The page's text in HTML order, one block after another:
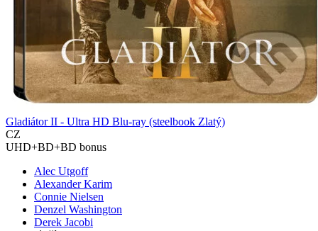
Gladiátor II - Ultra HD Blu-ray (steelbook Zlatý)
CZ
UHD+BD+BD bonus
Alec Utgoff
Alexander Karim
Connie Nielsen
Denzel Washington
Derek Jacobi